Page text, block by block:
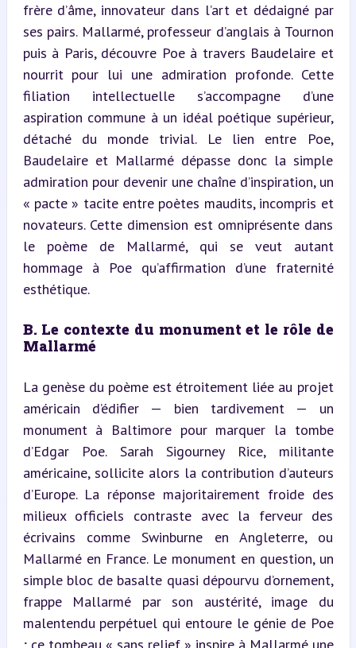
frère d’âme, innovateur dans l’art et dédaigné par
ses pairs. Mallarmé, professeur d’anglais à Tournon
puis à Paris, découvre Poe à travers Baudelaire et
nourrit pour lui une admiration profonde. Cette
filiation intellectuelle s’accompagne d’une
aspiration commune à un idéal poétique supérieur,
détaché du monde trivial. Le lien entre Poe,
Baudelaire et Mallarmé dépasse donc la simple
admiration pour devenir une chaîne d’inspiration, un
« pacte » tacite entre poètes maudits, incompris et
novateurs. Cette dimension est omniprésente dans
le poème de Mallarmé, qui se veut autant
hommage à Poe qu’affirmation d’une fraternité
esthétique.
B. Le contexte du monument et le rôle de
Mallarmé
La genèse du poème est étroitement liée au projet
américain d’édifier — bien tardivement — un
monument à Baltimore pour marquer la tombe
d’Edgar Poe. Sarah Sigourney Rice, militante
américaine, sollicite alors la contribution d’auteurs
d’Europe. La réponse majoritairement froide des
milieux officiels contraste avec la ferveur des
écrivains comme Swinburne en Angleterre, ou
Mallarmé en France. Le monument en question, un
simple bloc de basalte quasi dépourvu d’ornement,
frappe Mallarmé par son austérité, image du
malentendu perpétuel qui entoure le génie de Poe